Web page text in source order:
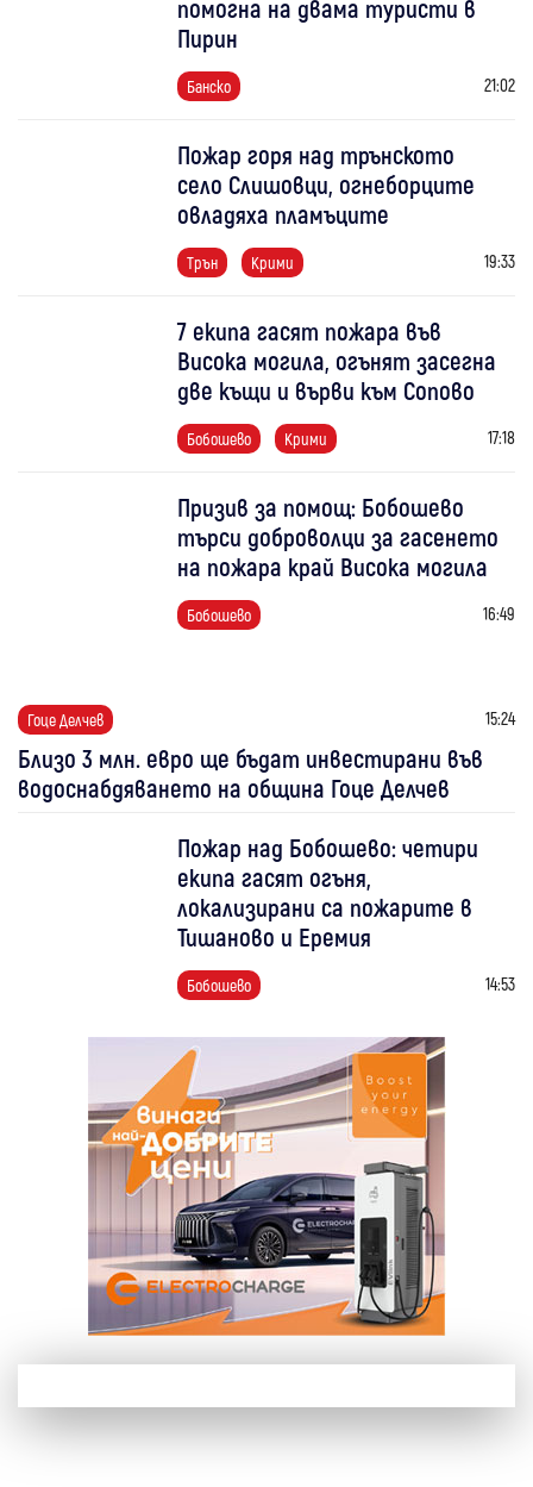
помогна на двама туристи в
Пирин
Банско 21:02
Пожар горя над трънското
село Слишовци, огнеборците
овладяха пламъците
Трън Крими 19:33
7 екипа гасят пожара във
Висока могила, огънят засегна
две къщи и върви към Сопово
Бобошево Крими 17:18
Призив за помощ: Бобошево
търси доброволци за гасенето
на пожара край Висока могила
Бобошево 16:49
Гоце Делчев 15:24
Близо 3 млн. евро ще бъдат инвестирани във
водоснабдяването на община Гоце Делчев
Пожар над Бобошево: четири
екипа гасят огъня,
локализирани са пожарите в
Тишаново и Еремия
Бобошево 14:53